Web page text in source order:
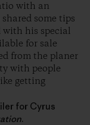
with an
some tips
with his special
for sale
from the planer
with people
getting
for Cyrus
.